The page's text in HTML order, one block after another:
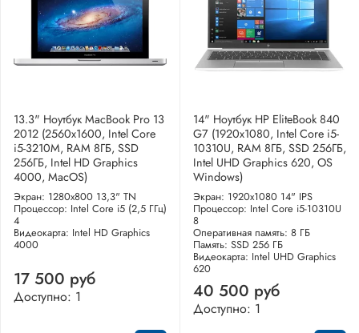
13.3" Ноутбук MacBook Pro 13
2012 (2560x1600, Intel Core
i5-3210M, RAM 8ГБ, SSD
256ГБ, Intel HD Graphics
4000, MacOS)
Экран: 1280x800 13,3" TN
Процессор: Intel Core i5 (2,5 ГГц)
4
Видеокарта: Intel HD Graphics
4000
17 500 руб
Доступно: 1
14" Ноутбук HP EliteBook 840
G7 (1920x1080, Intel Core i5-
10310U, RAM 8ГБ, SSD 256ГБ,
Intel UHD Graphics 620, OS
Windows)
Экран: 1920x1080 14" IPS
Процессор: Intel Core i5-10310U
8
Оперативная память: 8 ГБ
Память: SSD 256 ГБ
Видеокарта: Intel UHD Graphics
620
40 500 руб
Доступно: 1